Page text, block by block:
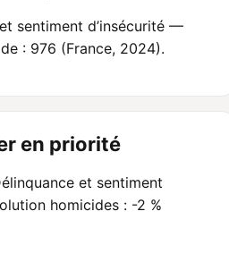
sentiment d’insécurité —
: 976 (France, 2024).
en priorité
et sentiment
homicides : -2 %